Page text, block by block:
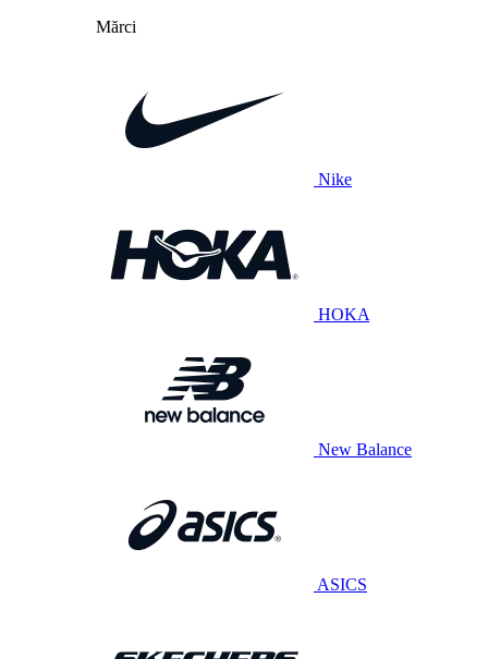
Mărci
Nike
HOKA
New Balance
ASICS